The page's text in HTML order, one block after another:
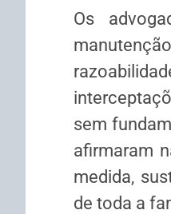
Os
sem
afirmaram
medida,
de toda a